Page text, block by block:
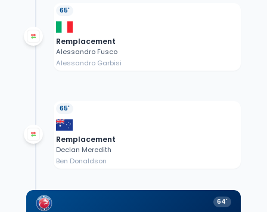
65'
Remplacement
Alessandro Fusco
Alessandro Garbisi
65'
Remplacement
Declan Meredith
Ben Donaldson
64'